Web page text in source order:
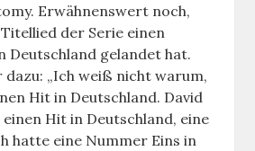
Erwähnenswert noch,
der Serie einen
Deutschland gelandet hat.
dazu: „Ich weiß nicht warum,
Hit in Deutschland. David
Hit in Deutschland, eine
hatte eine Nummer Eins in